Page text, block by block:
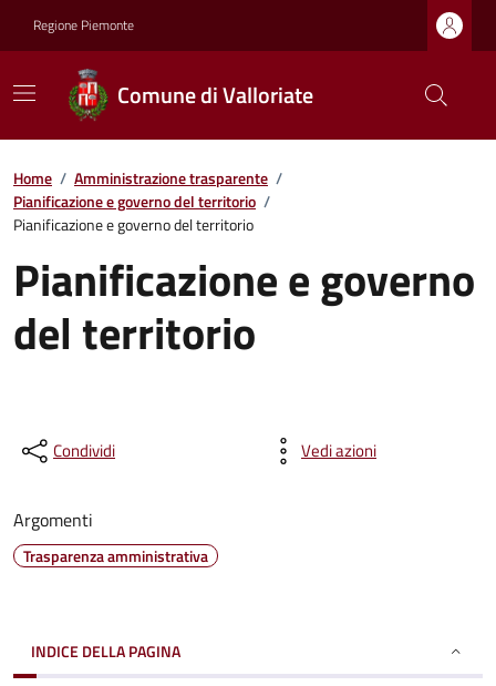
Regione Piemonte
Comune di Valloriate
Home / Amministrazione trasparente /
Pianificazione e governo del territorio /
Pianificazione e governo del territorio
Pianificazione e governo
del territorio
Condividi Vedi azioni
Argomenti
Trasparenza amministrativa
INDICE DELLA PAGINA